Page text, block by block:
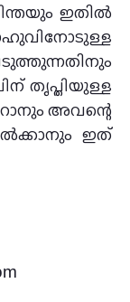
ഇതിൽ
തൃപ്തിയുള്ള
അവന്റെ
ഇത്